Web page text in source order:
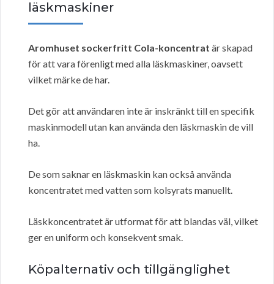
läskmaskiner
Aromhuset sockerfritt Cola-koncentrat är skapad
för att vara förenligt med alla läskmaskiner, oavsett
vilket märke de har.
Det gör att användaren inte är inskränkt till en specifik
maskinmodell utan kan använda den läskmaskin de vill
ha.
De som saknar en läskmaskin kan också använda
koncentratet med vatten som kolsyrats manuellt.
Läskkoncentratet är utformat för att blandas väl, vilket
ger en uniform och konsekvent smak.
Köpalternativ och tillgänglighet